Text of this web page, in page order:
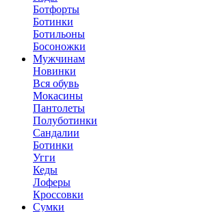
Ботфорты
Ботинки
Ботильоны
Босоножки
Мужчинам
Новинки
Вся обувь
Мокасины
Пантолеты
Полуботинки
Сандалии
Ботинки
Угги
Кеды
Лоферы
Кроссовки
Сумки